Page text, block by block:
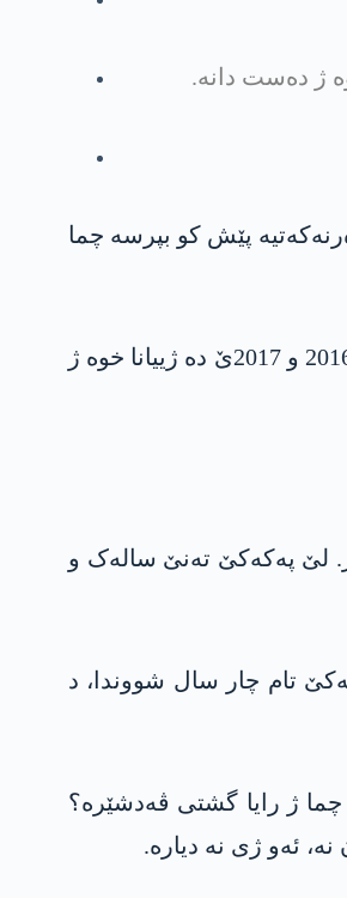
156 زارۆکان نیقاش نەکریە. کەس دەرنەکەتیە پێش کو بپرسە چما
ژ سەدی 70ێ یا ڤان 156 کەسان کو پەکەکێ وەکی “مری” راگھاندی، یێن ژ بەریا سالا 2023یێ بوون. ھندەک ژ وان د سالێن 2016 و 2017ێ دە ژییانا خوە ژ
ئەرکا رۆھات ئەشکەرە کر. لێ پەکەکێ تەنێ سالەک و
راگھاند. لێبەلێ، پەکەکێ تام چار سال شووندا، د
چما ژ رایا گشتی ڤەدشێرە؟
ئەو ژی نە دیارە.